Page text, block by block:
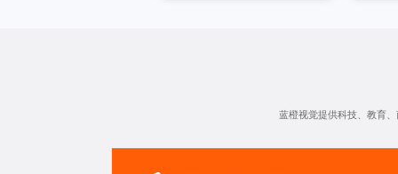
蓝橙视觉提供科技、教育